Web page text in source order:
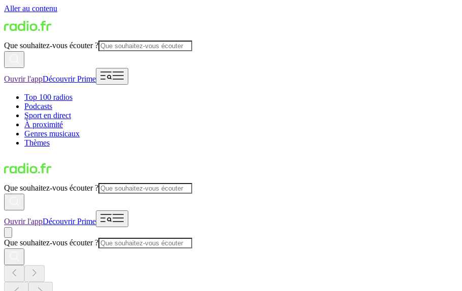
Aller au contenu
Que souhaitez-vous écouter ?
Ouvrir l'appDécouvrir Prime
Top 100 radios
Podcasts
Sport en direct
À proximité
Genres musicaux
Thèmes
Que souhaitez-vous écouter ?
Ouvrir l'appDécouvrir Prime
Que souhaitez-vous écouter ?